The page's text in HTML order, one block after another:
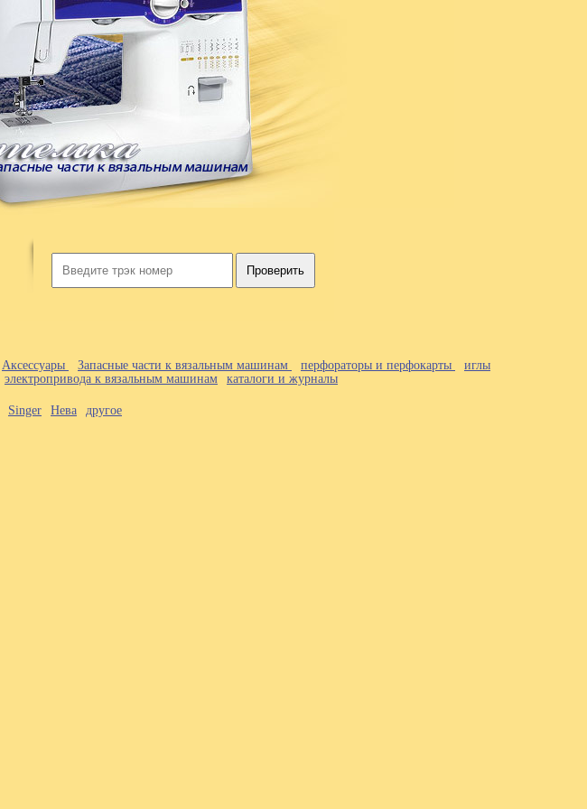
Проверить
Аксессуары Запасные части к вязальным машинам перфораторы и перфокарты
иглы
электропривода к вязальным машинам каталоги и журналы
Singer Нева другое